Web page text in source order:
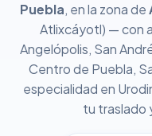
Puebla, en la zona de
Atlixcáyotl) — con
Angelópolis, San
Centro de Puebla,
especialidad en
tu traslado